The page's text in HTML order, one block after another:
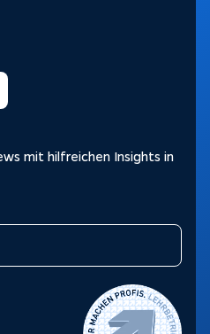
mit hilfreichen Insights in